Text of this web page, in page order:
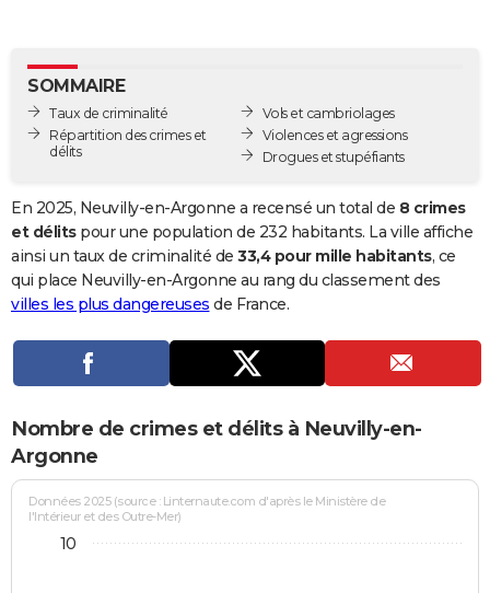
GUIDES D'ACHAT
BONS PLANS
CARTE DE VOEUX
Carte de Noël
Carte Bonne année
Carte Saint-Valentin
Carte Pâques
Carte d'anniversaire
DICTIONNAIRE
Dictionnaire
Biographies
Citations
Expressions
Proverbes
PROGRAMME TV
COPAINS D'AVANT
AVIS DE DÉCÈS
Bricolage
Lifestyle
Culture
Sport
Auto
Television
Voyage
Cinema
SOMMAIRE
Taux de criminalité
Répartition des crimes et
délits
Vols et cambriolages
Violences et agressions
Drogues et stupéfiants
En 2025, Neuvilly-en-Argonne a recensé un total de 8 crimes
et délitspour une population de 232 habitants. La ville affiche
ainsi un taux de criminalité de 33,4 pour mille habitants, ce
qui place Neuvilly-en-Argonne au rang du classement des
villes les plus dangereuses de France.
Nombre de crimes et délits à Neuvilly-en-
Argonne
Données 2025 (source : Linternaute.com d'après le Ministère de
l'Intérieur et des Outre-Mer)
10